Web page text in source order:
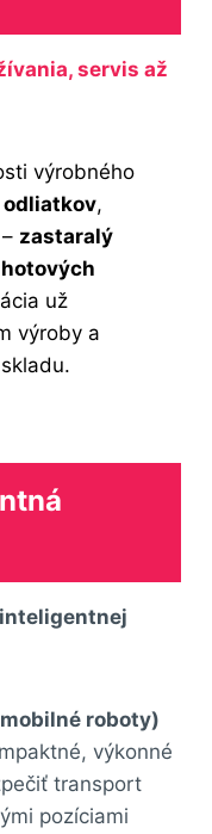
servis až
výrobného
,
zastaralý
už
výroby a
roboty)
výkonné
transport
pozíciami